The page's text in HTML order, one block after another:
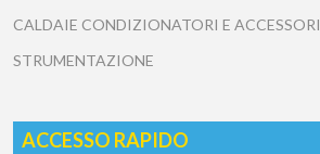
CALDAIE CONDIZIONATORI E ACCESSORI
STRUMENTAZIONE
ACCESSO RAPIDO